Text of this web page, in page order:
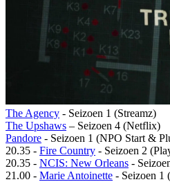
The Agency - Seizoen 1 (Streamz)
The Upshaws – Seizoen 4 (Netflix)
Pandore - Seizoen 1 (NPO Start &
20.35 - Fire Country - Seizoen 2
20.35 - NCIS: New Orleans -
21.00 - Marie Antoinette - Seizoen 1